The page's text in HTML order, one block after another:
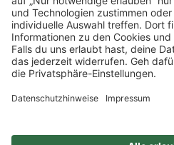
Impressum Datenschutz
FAQ
Veranstaltungen
Sitemap